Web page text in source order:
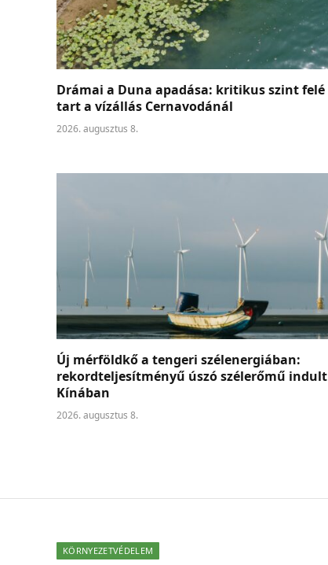
Drámai a Duna apadása: kritikus szint felé
tart a vízállás Cernavodánál
2026. augusztus 8.
Új mérföldkő a tengeri szélenergiában:
rekordteljesítményű úszó szélerőmű indult
Kínában
2026. augusztus 8.
KÖRNYEZETVÉDELEM